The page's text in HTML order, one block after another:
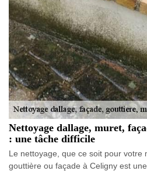
Nettoyage dallage, muret,
: une tâche difficile
Le nettoyage, que ce soit pour votre
gouttière ou façade à Celigny est